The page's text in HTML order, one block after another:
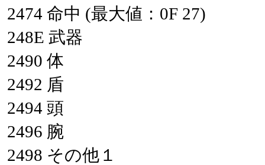
2474 命中 (最大値：0F 27)
248E 武器
2490 体
2492 盾
2494 頭
2496 腕
2498 その他１